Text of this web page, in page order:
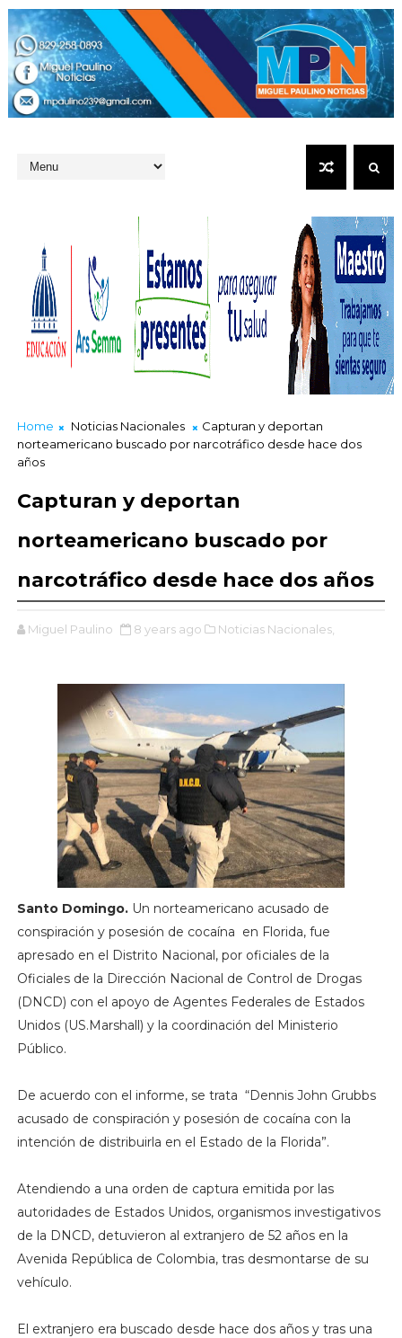
Home Noticias Nacionales
Capturan y deportan
norteamericano buscado por narcotráfico desde hace dos
años
Capturan y deportan
norteamericano buscado por
narcotráfico desde hace dos años
Miguel Paulino 8 years ago Noticias Nacionales,
Santo Domingo. Un norteamericano acusado de
conspiración y posesión de cocaína en Florida, fue
apresado en el Distrito Nacional, por oficiales de la
Oficiales de la Dirección Nacional de Control de Drogas
(DNCD) con el apoyo de Agentes Federales de Estados
Unidos (US.Marshall) y la coordinación del Ministerio
Público.
De acuerdo con el informe, se trata “Dennis John Grubbs
acusado de conspiración y posesión de cocaína con la
intención de distribuirla en el Estado de la Florida”.
Atendiendo a una orden de captura emitida por las
autoridades de Estados Unidos, organismos investigativos
de la DNCD, detuvieron al extranjero de 52 años en la
Avenida República de Colombia, tras desmontarse de su
vehículo.
El extranjero era buscado desde hace dos años y tras una